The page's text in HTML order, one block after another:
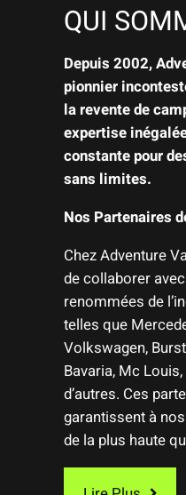
QUI
Depuis 2002,
pionnier
la revente de
expertise
constante pour
sans limites.
Nos Partenaires
Chez Adventure
de collaborer
renommées de
telles que
Volkswagen,
Bavaria, Mc
d’autres. Ces
garantissent à
de la plus haute